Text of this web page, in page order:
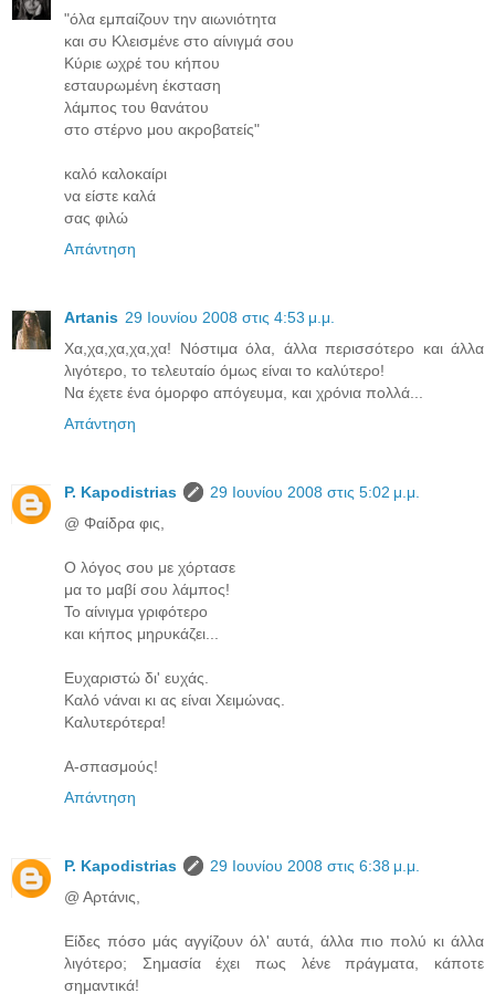
"όλα εμπαίζουν την αιωνιότητα
και συ Κλεισμένε στο αίνιγμά σου
Κύριε ωχρέ του κήπου
εσταυρωμένη έκσταση
λάμπος του θανάτου
στο στέρνο μου ακροβατείς"
καλό καλοκαίρι
να είστε καλά
σας φιλώ
Απάντηση
Artanis 29 Ιουνίου 2008 στις 4:53 μ.μ.
Χα,χα,χα,χα,χα! Νόστιμα όλα, άλλα περισσότερο και άλλα
λιγότερο, το τελευταίο όμως είναι το καλύτερο!
Να έχετε ένα όμορφο απόγευμα, και χρόνια πολλά...
Απάντηση
P. Kapodistrias
29 Ιουνίου 2008 στις 5:02 μ.μ.
@ Φαίδρα φις,
Ο λόγος σου με χόρτασε
μα το μαβί σου λάμπος!
Το αίνιγμα γριφότερο
και κήπος μηρυκάζει...
Ευχαριστώ δι' ευχάς.
Καλό νάναι κι ας είναι Χειμώνας.
Καλυτερότερα!
Α-σπασμούς!
Απάντηση
P. Kapodistrias
29 Ιουνίου 2008 στις 6:38 μ.μ.
@ Αρτάνις,
Είδες πόσο μάς αγγίζουν όλ' αυτά, άλλα πιο πολύ κι άλλα
λιγότερο; Σημασία έχει πως λένε πράγματα, κάποτε
σημαντικά!